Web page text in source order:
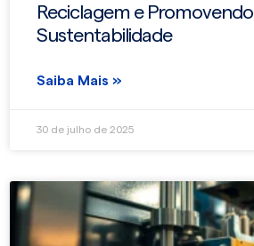
Reciclagem e Promovendo
Sustentabilidade
Saiba Mais »
30 de julho de 2025